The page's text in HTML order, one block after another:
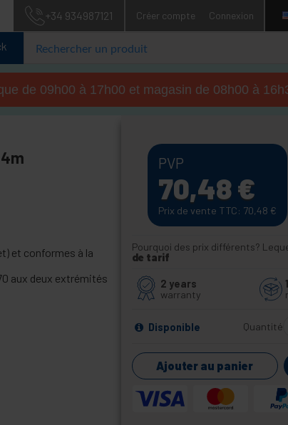
+34 934987121 Créer compte Connexion
de 09h00 à 17h00 et magasin de 08h00 à
et conformes à la
aux deux extrémités
PVP
70,48€
Prix de vente TTC: 70,48 €
Pourquoi des prix différents?
de tarif
2 years
warranty
Disponible Quantité
Ajouter au panier